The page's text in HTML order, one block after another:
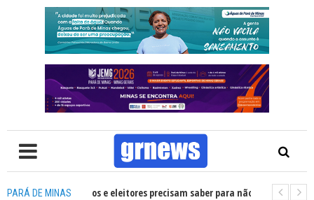
PARÁ DE MINAS
O que candidatos e eleitores precisam saber para não ter problemas nas